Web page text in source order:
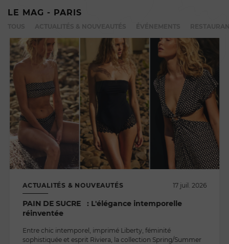
LE MAG - PARIS
ACTUALITÉS & NOUVEAUTÉS 17 juil. 2026
PAIN DE SUCRE : L'élégance intemporelle
réinventée
Entre chic intemporel, imprimé Liberty, féminité
sophistiquée et esprit Riviera, la collection Spring/Summer